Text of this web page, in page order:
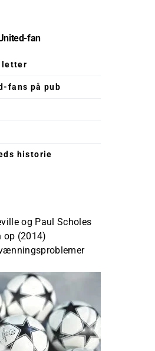
fan
fans på pub
historie
og Paul Scholes
op (2014)